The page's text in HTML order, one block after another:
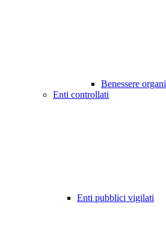
Benessere
Enti controllati
Enti pubblici vigilati